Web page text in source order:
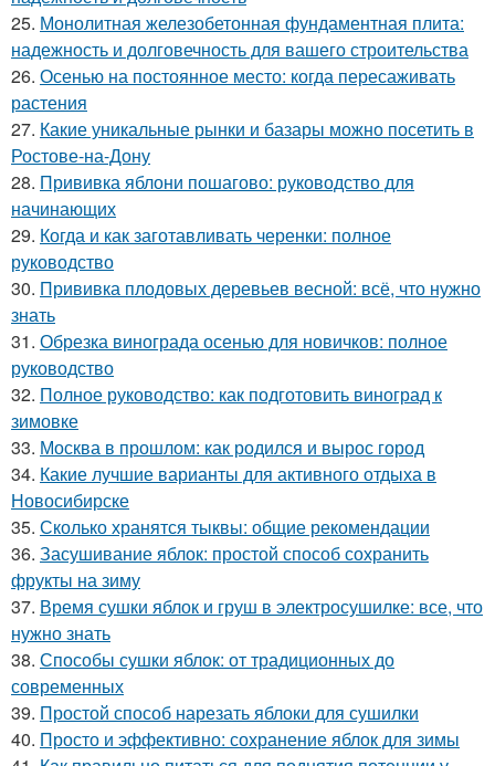
25. Монолитная железобетонная фундаментная плита:
надежность и долговечность для вашего строительства
26. Осенью на постоянное место: когда пересаживать
растения
27. Какие уникальные рынки и базары можно посетить в
Ростове-на-Дону
28. Прививка яблони пошагово: руководство для
начинающих
29. Когда и как заготавливать черенки: полное
руководство
30. Прививка плодовых деревьев весной: всё, что нужно
знать
31. Обрезка винограда осенью для новичков: полное
руководство
32. Полное руководство: как подготовить виноград к
зимовке
33. Москва в прошлом: как родился и вырос город
34. Какие лучшие варианты для активного отдыха в
Новосибирске
35. Сколько хранятся тыквы: общие рекомендации
36. Засушивание яблок: простой способ сохранить
фрукты на зиму
37. Время сушки яблок и груш в электросушилке: все, что
нужно знать
38. Способы сушки яблок: от традиционных до
современных
39. Простой способ нарезать яблоки для сушилки
40. Просто и эффективно: сохранение яблок для зимы